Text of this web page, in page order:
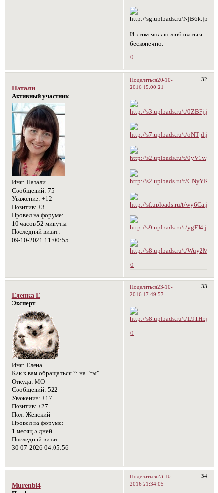
И этим можно любоваться
бесконечно.
0
Поделиться 32
20-10-
2016 15:00:21
Натали
Активный участник
Имя: Натали
Сообщений: 75
Уважение: +12
Позитив: +3
Провел на форуме:
10 часов 52 минуты
Последний визит:
09-10-2021 11:00:55
0
Поделиться 33
23-10-
2016 17:49:57
Еленка Е
Эксперт
Имя: Елена
Как к вам обращаться ?: на "ты"
Откуда: МО
Сообщений: 522
Уважение: +17
Позитив: +27
Пол: Женский
Провел на форуме:
1 месяц 5 дней
Последний визит:
30-07-2026 04:05:56
0
Поделиться 34
23-10-
2016 21:34:05
Murenbl4